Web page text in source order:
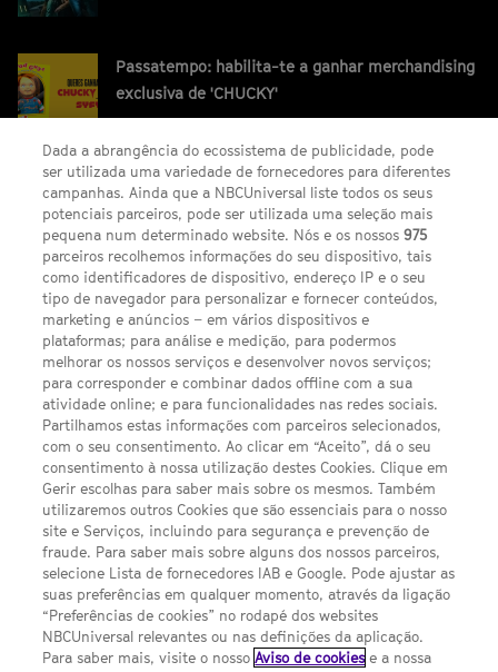
Passatempo: habilita-te a ganhar merchandising
exclusiva de 'CHUCKY'
SEGUE-NOS
FACEBOOK
TWITTER
YOUTUBEINSTAGRAM
LINKS ÚTEIS
Escolhas de Anúncios
Política de privacidade
Termos E Condições
FILMES
UMA DIVISÃO DA NBCUNIVERSAL
Dada a abrangência do ecossistema de publicidade, pode
ser utilizada uma variedade de fornecedores para diferentes
campanhas. Ainda que a NBCUniversal liste todos os seus
potenciais parceiros, pode ser utilizada uma seleção mais
pequena num determinado website. Nós e os nossos975
parceiros recolhemos informações do seu dispositivo, tais
como identificadores de dispositivo, endereço IP e o seu
tipo de navegador para personalizar e fornecer conteúdos,
marketing e anúncios – em vários dispositivos e
plataformas; para análise e medição, para podermos
melhorar os nossos serviços e desenvolver novos serviços;
para corresponder e combinar dados offline com a sua
atividade online; e para funcionalidades nas redes sociais.
Partilhamos estas informações com parceiros selecionados,
com o seu consentimento. Ao clicar em “Aceito”, dá o seu
consentimento à nossa utilização destes Cookies. Clique em
Gerir escolhas para saber mais sobre os mesmos. Também
utilizaremos outros Cookies que são essenciais para o nosso
site e Serviços, incluindo para segurança e prevenção de
fraude. Para saber mais sobre alguns dos nossos parceiros,
selecione Lista de fornecedores IAB e Google. Pode ajustar as
suas preferências em qualquer momento, através da ligação
“Preferências de cookies” no rodapé dos websites
NBCUniversal relevantes ou nas definições da aplicação.
Para saber mais, visite o nossoAviso de cookies e a nossa